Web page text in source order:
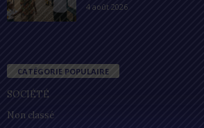
4 août 2026
CATÉGORIE POPULAIRE
SOCIÉTÉ
Non classé